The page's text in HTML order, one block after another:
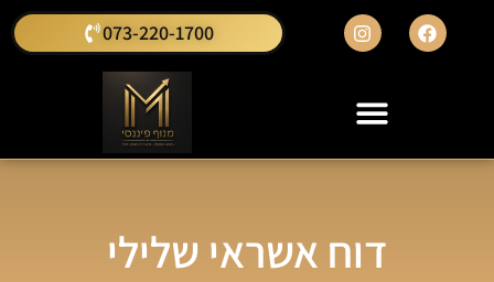
073-220-1700
דוח אשראי שלילי